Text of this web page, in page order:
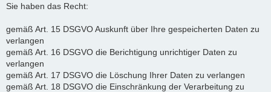
Sie haben das Recht:
gemäß Art. 15 DSGVO Auskunft über Ihre gespeicherten Daten zu
verlangen
gemäß Art. 16 DSGVO die Berichtigung unrichtiger Daten zu
verlangen
gemäß Art. 17 DSGVO die Löschung Ihrer Daten zu verlangen
gemäß Art. 18 DSGVO die Einschränkung der Verarbeitung zu